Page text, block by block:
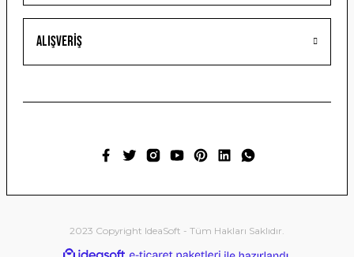
Alışveriş
2023 Copyright IdeaSoft - Tüm Hakları Saklıdır.
ideasoft